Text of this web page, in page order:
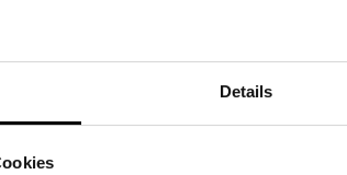
Details
bietet in den
Dank winddichter
Sind Sie